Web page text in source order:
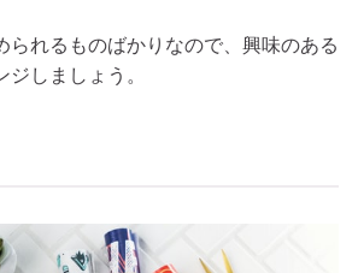
られるものばかりなので、興味のある
ジしましょう。